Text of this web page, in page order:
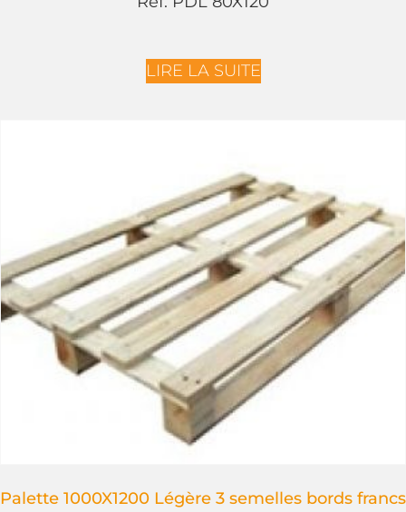
LIRE LA SUITE
Palette 1000X1200 Légère 3 semelles bords francs